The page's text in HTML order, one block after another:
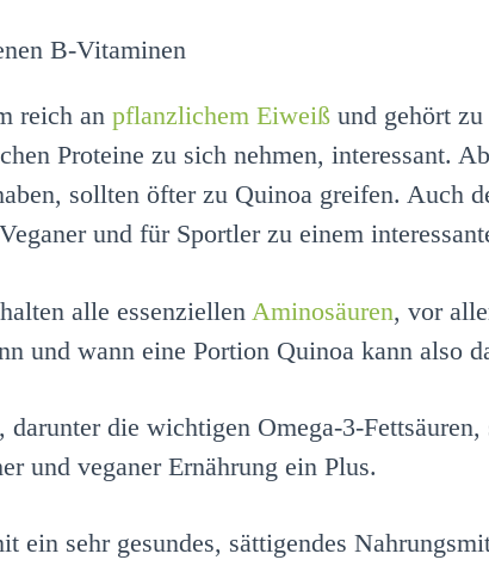
B-Vitaminen
reich an pflanzlichem Eiweiß und gehört
Proteine zu sich nehmen, interessant.
sollten öfter zu Quinoa greifen. Auch
und für Sportler zu einem
alle essenziellen Aminosäuren, vor
und wann eine Portion Quinoa kann also
darunter die wichtigen Omega-3-
und veganer Ernährung ein Plus.
ein sehr gesundes, sättigendes